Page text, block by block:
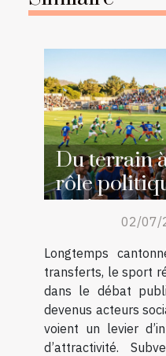
Du terrain
rôle
région
02/07/
Longtemps
transferts, le sport
dans le débat
devenus acteurs
voient un levier
d’attractivité.